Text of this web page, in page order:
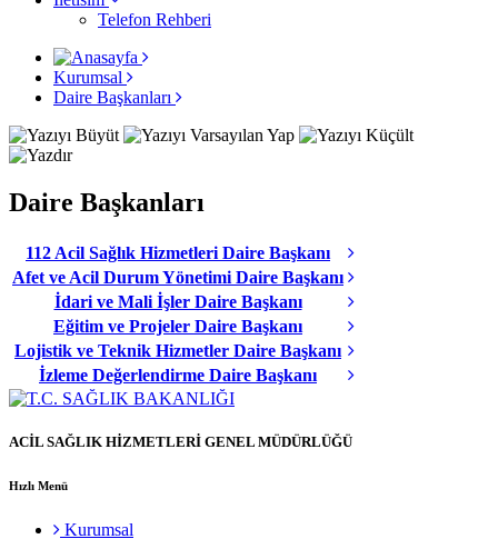
Telefon Rehberi
Kurumsal
Daire Başkanları
Daire Başkanları
112 Acil Sağlık Hizmetleri Daire Başkanı
Afet ve Acil Durum Yönetimi Daire Başkanı
İdari ve Mali İşler Daire Başkanı
Eğitim ve Projeler Daire Başkanı
Lojistik ve Teknik Hizmetler Daire Başkanı
İzleme Değerlendirme Daire Başkanı
ACİL SAĞLIK HİZMETLERİ GENEL MÜDÜRLÜĞÜ
Hızlı Menü
Kurumsal